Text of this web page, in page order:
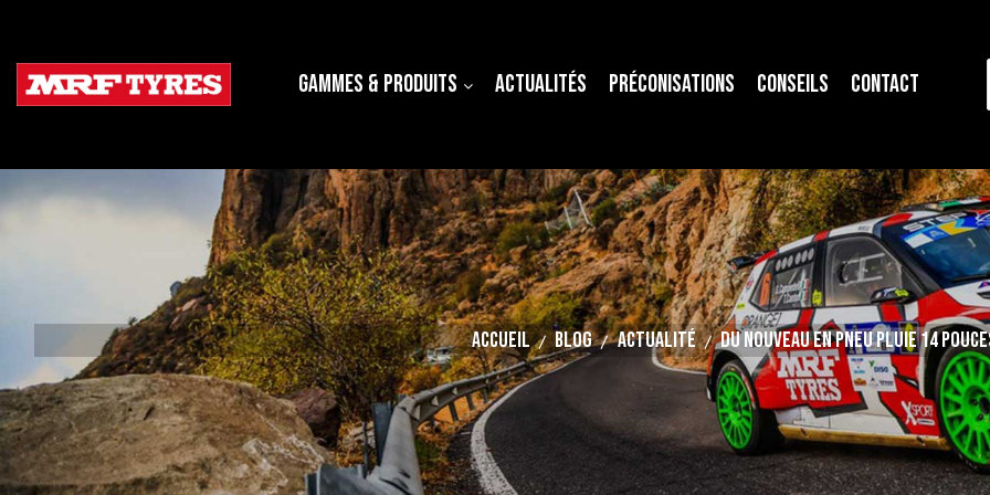
Gammes & produits Actualités Préconisations Conseils Contact
Accueil Blog Actualité Du nouveau en pneu pluie 14